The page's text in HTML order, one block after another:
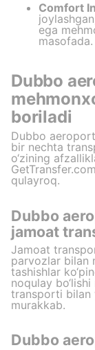
Comfort
ega
masofada.
Dubbo
boriladi
Dubbo
bir nechta
o‘zining
qulayroq.
Dubbo
jamoat
Jamoat
parvozlar bilan
tashishlar
noqulay
transporti bilan
murakkab.
Dubbo